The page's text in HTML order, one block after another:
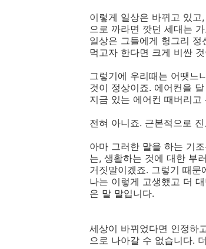
이렇게 일상은 바뀌고 있
으로 까라면 깟던 세대는
일상은 그들에게 헝그리
먹고자 한다면 크게 비싼
그렇기에 우리때는 어땟느
것이 정상이죠. 에어컨을
지금 있는 에어컨 때버리
전혀 아니죠. 근본적으로
아마 그러한 말을 하는 기
는, 생활하는 것에 대한 부
거짓말이겠죠. 그렇기 때
나는 이렇게 고생했고 더
은 말 말입니다.
세상이 바뀌었다면 인정하
으로 나아갈 수 없습니다.